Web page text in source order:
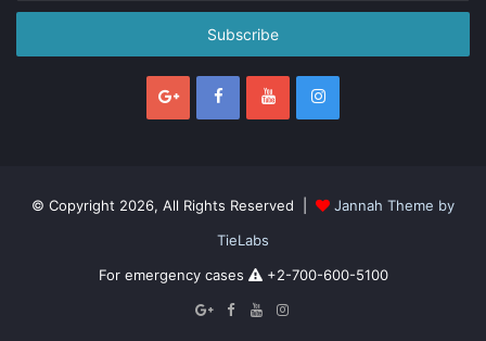
Email
© Copyright 2026, All Rights Reserved |
Jannah Theme by
TieLabs
For emergency cases
+2-700-600-5100